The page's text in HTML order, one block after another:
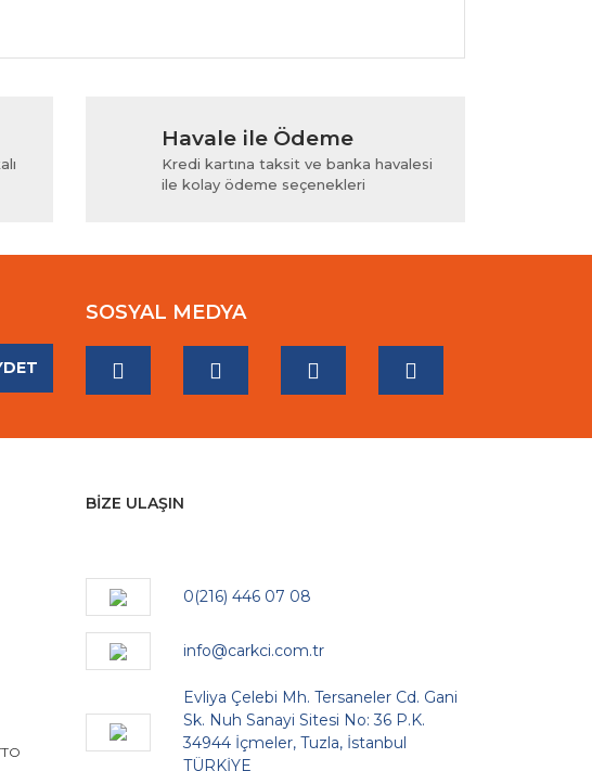
formunu kullanarak tarafımıza iletebilirsiniz.
Havale ile Ödeme
Kredi kartına taksit ve banka havalesi
ile kolay ödeme seçenekleri
SOSYAL MEDYA
BİZE ULAŞIN
0(216) 446 07 08
info@carkci.com.tr
Evliya Çelebi Mh. Tersaneler Cd. Gani
Sk. Nuh Sanayi Sitesi No: 36 P.K.
34944 İçmeler, Tuzla, İstanbul
TÜRKİYE